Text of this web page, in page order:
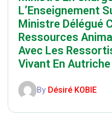
L’Enseignement
Ministre Délégué
Ressources
Avec Les
Vivant En Autriche
By Désiré KOBIE